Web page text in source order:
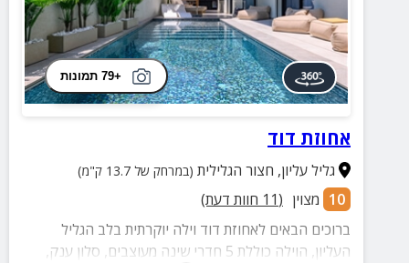
+79 תמונות
אחוזת דוד
גליל עליון, חצור הגלילית (במרחק של 13.7 ק"מ)
10 מצוין (
11 חוות דעת)
ברוכים הבאים לאחוזת דוד וילה יוקרתית בלב הגליל
העליון, הוילה כוללת 5 חדרי שינה מעוצבים, סלון ענק,